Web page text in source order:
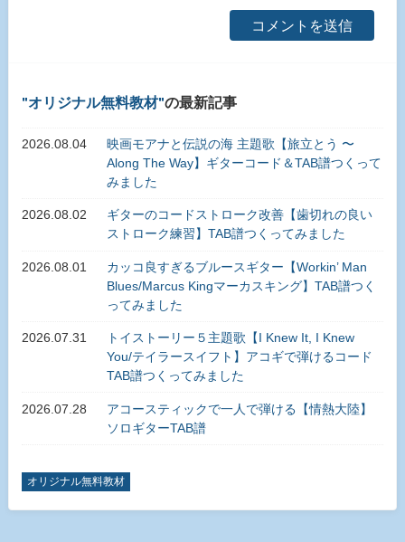
オリジナル無料教材 の最新記事
2026.08.04
映画モアナと伝説の海 主題歌【旅立とう 〜
Along The Way】ギターコード＆TAB譜つくって
みました
2026.08.02
ギターのコードストローク改善【歯切れの良い
ストローク練習】TAB譜つくってみました
2026.08.01
カッコ良すぎるブルースギター【Workin’ Man
Blues/Marcus Kingマーカスキング】TAB譜つく
ってみました
2026.07.31
トイストーリー５主題歌【I Knew It, I Knew
You/テイラースイフト】アコギで弾けるコード
TAB譜つくってみました
2026.07.28
アコースティックで一人で弾ける【情熱大陸】
ソロギターTAB譜
オリジナル無料教材